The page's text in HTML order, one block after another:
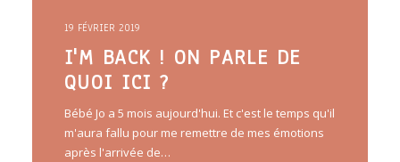
19 FÉVRIER 2019
I'M BACK ! ON PARLE DE
QUOI ICI ?
Bébé Jo a 5 mois aujourd'hui. Et c'est le temps qu'il
m'aura fallu pour me remettre de mes émotions
après l'arrivée de…